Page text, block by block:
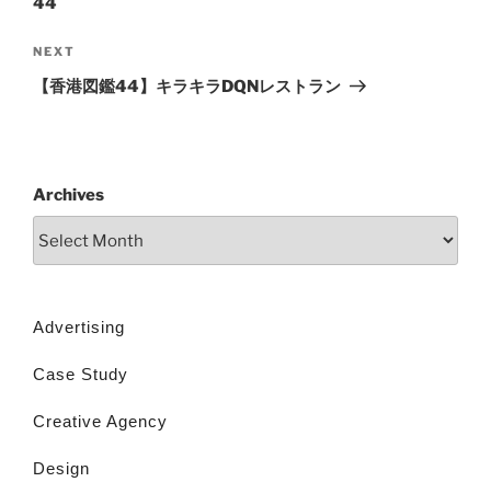
NEXT
【香港図鑑44】キラキラDQNレストラン
Archives
Advertising
Case Study
Creative Agency
Design